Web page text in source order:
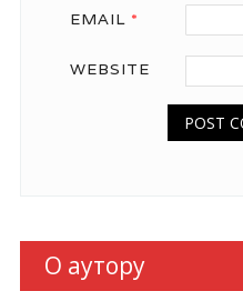
EMAIL *
WEBSITE
О аутору